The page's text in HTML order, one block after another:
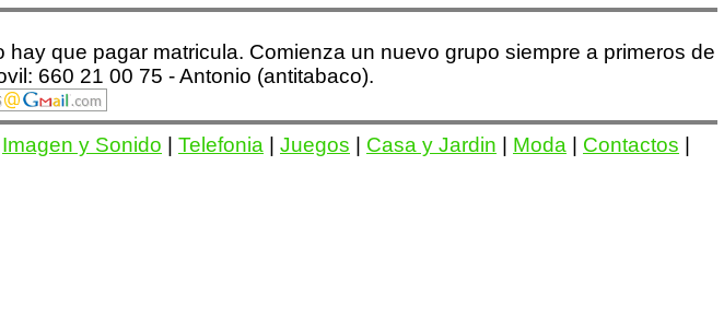
que pagar matricula. Comienza un nuevo grupo siempre a primeros de
660 21 00 75 - Antonio (antitabaco).
Imagen y Sonido Telefonia Juegos Casa y Jardin Moda Contactos